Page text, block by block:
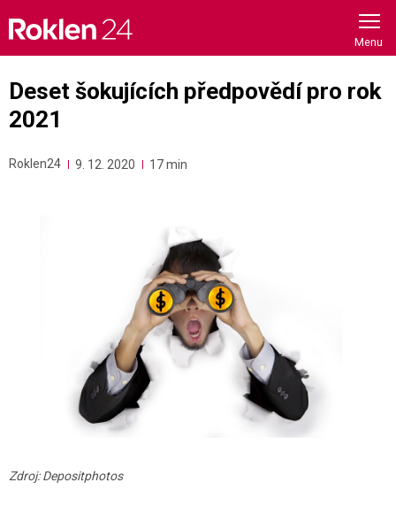
content
Deset šokujících předpovědí pro rok
2021
Roklen24 9. 12. 2020 17 min
Zdroj: Depositphotos